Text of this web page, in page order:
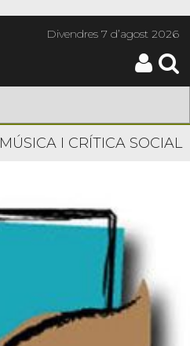
Divendres7 d’agost 2026
MÚSICA I CRÍTICA SOCIAL